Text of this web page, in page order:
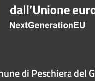
di Peschiera del